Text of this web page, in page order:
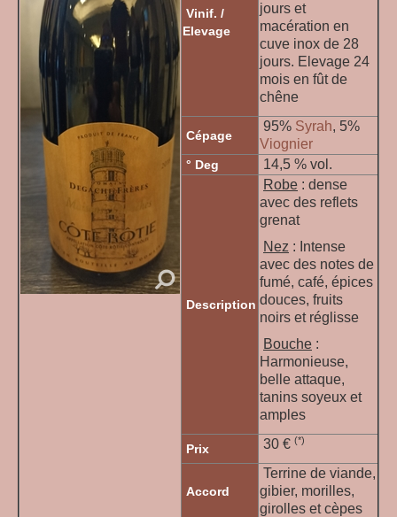
Vinif. /
Elevage
jours et
macération en
cuve inox de 28
jours. Elevage 24
mois en fût de
chêne
Cépage
95% Syrah, 5%
Viognier
° Deg 14,5 % vol.
Description
Robe : dense
avec des reflets
grenat
Nez : Intense
avec des notes de
fumé, café, épices
douces, fruits
noirs et réglisse
Bouche :
Harmonieuse,
belle attaque,
tanins soyeux et
amples
Prix 30 € (*)
Accord
Terrine de viande,
gibier, morilles,
girolles et cèpes